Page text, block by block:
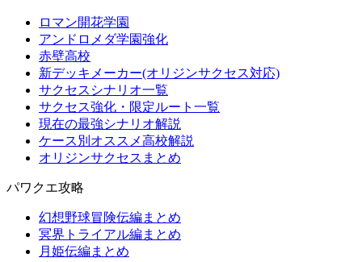
ロマン開花学園
アンドロメダ学園強化
赤壁高校
新デッキメーカー(オリジンサクセス対応)
サクセスシナリオ一覧
サクセス強化・限定ルート一覧
現在の最強シナリオ解説
ケース別オススメ高校解説
オリジンサクセスまとめ
パワクエ攻略
幻想野球冒険伝編まとめ
冥界トライアル編まとめ
月姫伝編まとめ